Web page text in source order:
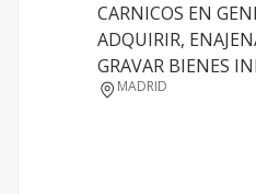
CARNICOS EN
ADQUIRIR,
GRAVAR BIENES
MADRID